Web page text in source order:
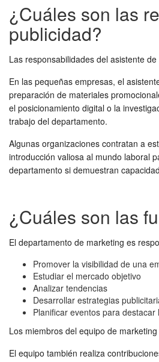
¿Cuáles son las
publicidad?
Las responsabilidades del asistente
En las pequeñas empresas, el
preparación de materiales
el posicionamiento digital o la
trabajo del departamento.
Algunas organizaciones contratan a
introducción valiosa al mundo laboral
departamento si demuestran
¿Cuáles son las
El departamento de marketing es
Promover la visibilidad de una
Estudiar el mercado objetivo
Analizar tendencias
Desarrollar estrategias
Planificar eventos para
Los miembros del equipo de
El equipo también realiza